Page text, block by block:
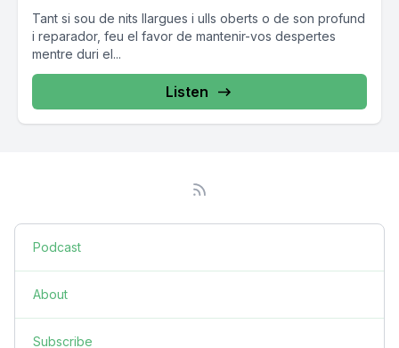
Tant si sou de nits llargues i ulls oberts o de son profund
i reparador, feu el favor de mantenir-vos despertes
mentre duri el...
Listen
Podcast
About
Subscribe